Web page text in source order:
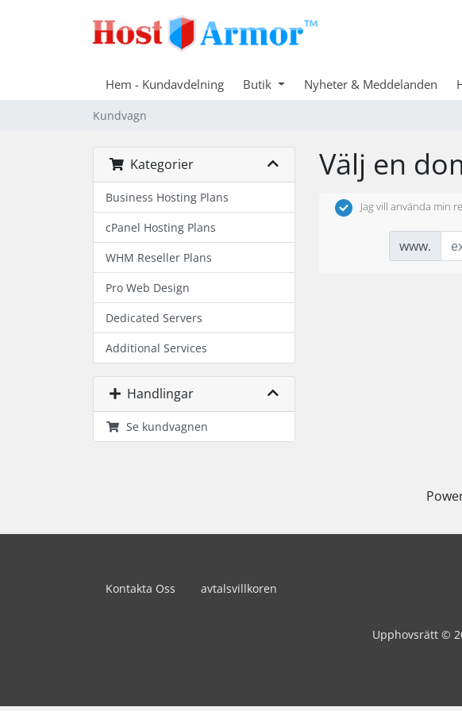
Hem - Kundavdelning Butik Nyheter & Meddelanden
Kundvagn
Kategorier
Business Hosting Plans
cPanel Hosting Plans
WHM Reseller Plans
Pro Web Design
Dedicated Servers
Additional Services
Handlingar
Se kundvagnen
Välj en
Jag vill använda min
www.
Kontakta Oss avtalsvillkoren
Upphovsrätt ©